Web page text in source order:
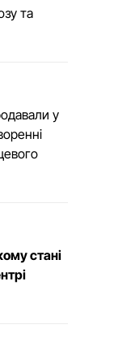
та
у
стані